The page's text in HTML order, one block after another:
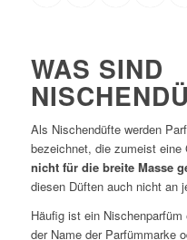
WAS SIND
Als Nischendüfte werden
bezeichnet, die zumeist eine
nicht für die breite Masse
diesen Düften auch nicht an
Häufig ist ein
der Name der Parfümmarke